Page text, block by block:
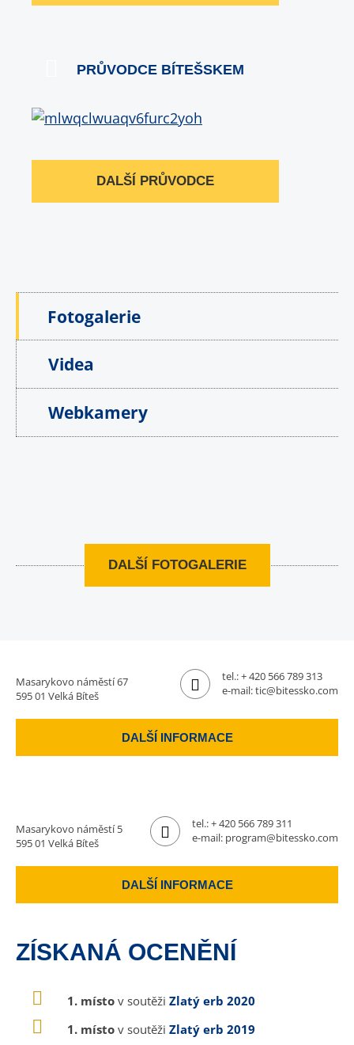
PRŮVODCE BÍTEŠSKEM
DALŠÍ PRŮVODCE
Fotogalerie
Videa
Webkamery
DALŠÍ FOTOGALERIE
Masarykovo náměstí 67
595 01 Velká Bíteš
tel.:+ 420 566 789 313
e-mail:tic@bitessko.com
DALŠÍ INFORMACE
Masarykovo náměstí 5
595 01 Velká Bíteš
tel.:+ 420 566 789 311
e-mail: program@bitessko.com
DALŠÍ INFORMACE
ZÍSKANÁ OCENĚNÍ
1. místo v soutěži Zlatý erb 2020
1. místo v soutěži Zlatý erb 2019